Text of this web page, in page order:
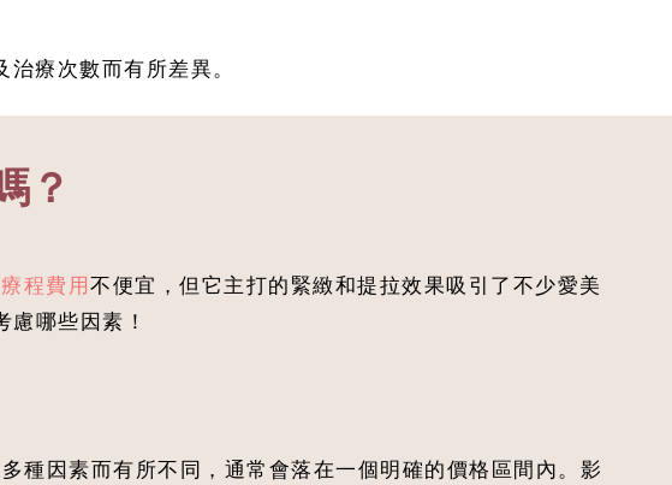
療次數而有所差異。
？
療程費用不便宜，但它主打的緊緻和提拉效果吸引了不少愛美
哪些因素！
因素而有所不同，通常會落在一個明確的價格區間內。影